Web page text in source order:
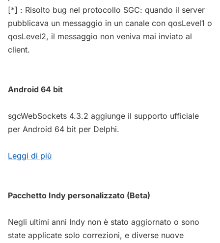
[*] : Risolto bug nel protocollo SGC: quando il server
pubblicava un messaggio in un canale con qosLevel1 o
qosLevel2, il messaggio non veniva mai inviato al
client.
Android 64 bit
sgcWebSockets 4.3.2 aggiunge il supporto ufficiale
per Android 64 bit per Delphi.
Leggi di più
Pacchetto Indy personalizzato (Beta)
Negli ultimi anni Indy non è stato aggiornato o sono
state applicate solo correzioni, e diverse nuove